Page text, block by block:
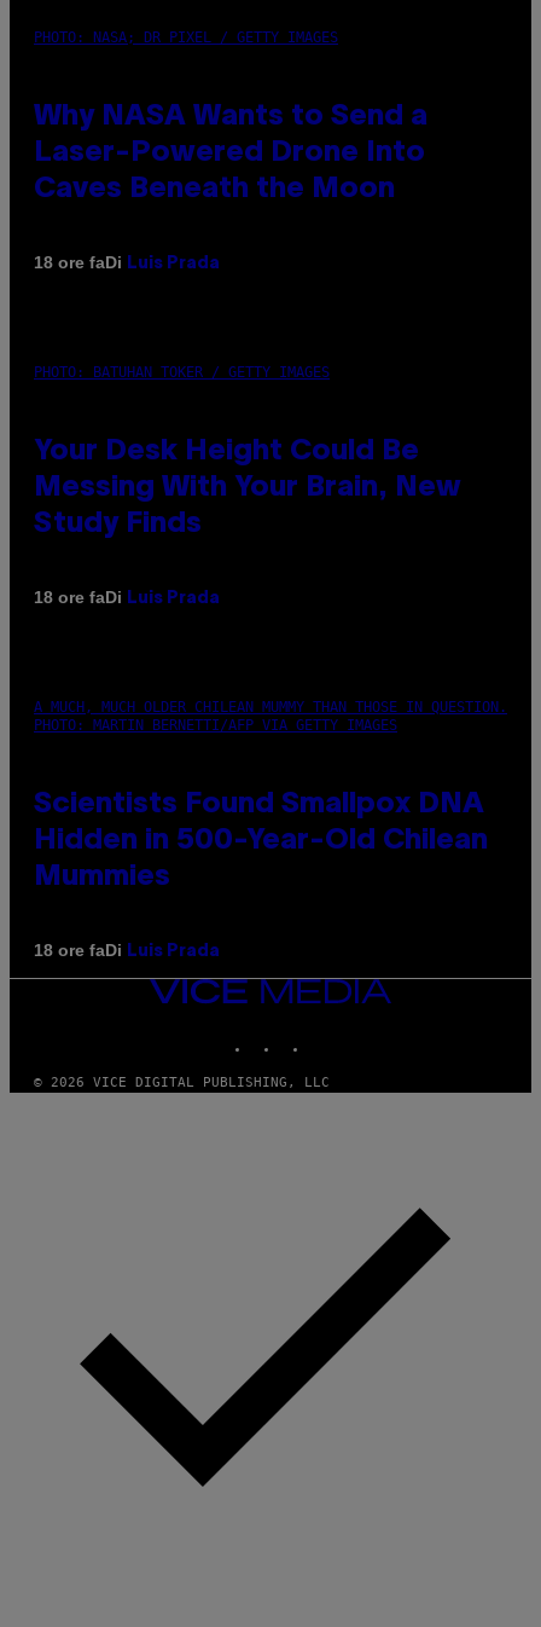
PHOTO: NASA; DR PIXEL / GETTY IMAGES
Why NASA Wants to Send a
Laser-Powered Drone Into
Caves Beneath the Moon
18 ore faDi Luis Prada
PHOTO: BATUHAN TOKER / GETTY IMAGES
Your Desk Height Could Be
Messing With Your Brain, New
Study Finds
18 ore faDi Luis Prada
A MUCH, MUCH OLDER CHILEAN MUMMY THAN THOSE IN QUESTION.
PHOTO: MARTIN BERNETTI/AFP VIA GETTY IMAGES
Scientists Found Smallpox DNA
Hidden in 500-Year-Old Chilean
Mummies
18 ore faDi Luis Prada
VICE
MEDIA
© 2026 VICE DIGITAL PUBLISHING, LLC